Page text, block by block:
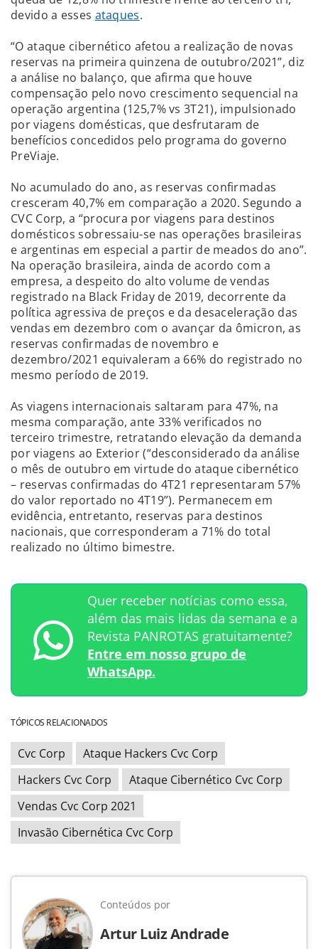
devido a esses ataques.
“O ataque cibernético afetou a realização de novas
reservas na primeira quinzena de outubro/2021”, diz
a análise no balanço, que afirma que houve
compensação pelo novo crescimento sequencial na
operação argentina (125,7% vs 3T21), impulsionado
por viagens domésticas, que desfrutaram de
benefícios concedidos pelo programa do governo
PreViaje.
No acumulado do ano, as reservas confirmadas
cresceram 40,7% em comparação a 2020. Segundo a
CVC Corp, a “procura por viagens para destinos
domésticos sobressaiu-se nas operações brasileiras
e argentinas em especial a partir de meados do ano”.
Na operação brasileira, ainda de acordo com a
empresa, a despeito do alto volume de vendas
registrado na Black Friday de 2019, decorrente da
política agressiva de preços e da desaceleração das
vendas em dezembro com o avançar da ômicron, as
reservas confirmadas de novembro e
dezembro/2021 equivaleram a 66% do registrado no
mesmo período de 2019.
As viagens internacionais saltaram para 47%, na
mesma comparação, ante 33% verificados no
terceiro trimestre, retratando elevação da demanda
por viagens ao Exterior (“desconsiderado da análise
o mês de outubro em virtude do ataque cibernético
– reservas confirmadas do 4T21 representaram 57%
do valor reportado no 4T19”). Permanecem em
evidência, entretanto, reservas para destinos
nacionais, que corresponderam a 71% do total
realizado no último bimestre.
Quer receber notícias como essa,
além das mais lidas da semana e a
Revista PANROTAS gratuitamente?
Entre em nosso grupo de
WhatsApp.
TÓPICOS RELACIONADOS
Cvc Corp
Ataque Hackers Cvc Corp
Hackers Cvc Corp
Ataque Cibernético Cvc Corp
Vendas Cvc Corp 2021
Invasão Cibernética Cvc Corp
Conteúdos por
Artur Luiz Andrade